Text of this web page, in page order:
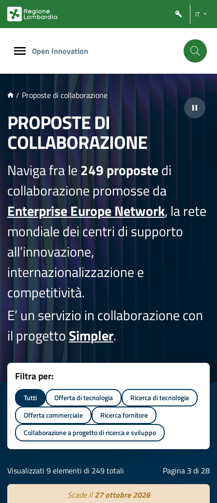
PRINCIPALE
IT
Open Innovation
/ Proposte di collaborazione
PROPOSTE DI
COLLABORAZIONE
Naviga fra le249 propostedi
collaborazione promosse da
Enterprise Europe Network, la rete
mondiale dei centri di supporto
all’innovazione,
internazionalizzazione e
competitività.
E’ un servizio in collaborazione con
il progettoSimpler.
Filtra per:
Tutti Offerta di tecnologia
Ricerca di tecnologia
Offerta commerciale
Ricerca fornitore
Collaborazione a progetto di ricerca e sviluppo
Visualizzati 9 elementi di 249 totali Pagina 3 di 28
Scade il27 ottobre 2026